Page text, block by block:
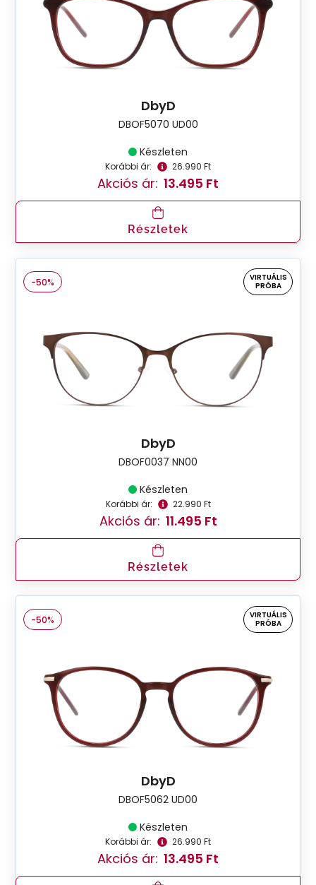
DbyD
DBOF5070 UD00
Készleten
Korábbi ár: 26.990 Ft
Akciós ár: 13.495 Ft
Részletek
-50%
VIRTUÁLIS
PRÓBA
DbyD
DBOF0037 NN00
Készleten
Korábbi ár: 22.990 Ft
Akciós ár: 11.495 Ft
Részletek
-50%
VIRTUÁLIS
PRÓBA
DbyD
DBOF5062 UD00
Készleten
Korábbi ár: 26.990 Ft
Akciós ár: 13.495 Ft